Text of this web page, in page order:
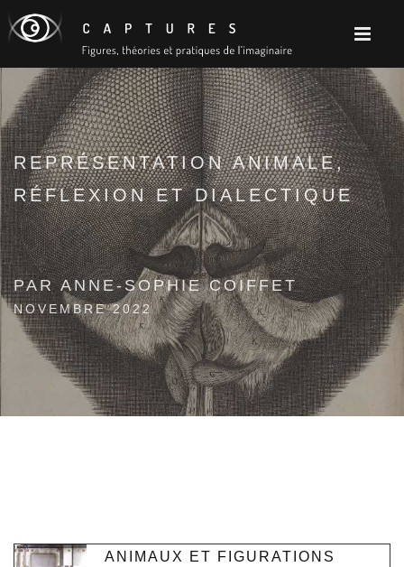
REPRÉSENTATION ANIMALE,
RÉFLEXION ET DIALECTIQUE
PAR ANNE-SOPHIE COIFFET
NOVEMBRE 2022
ANIMAUX ET FIGURATIONS